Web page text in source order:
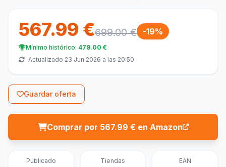
567.99 €699.00 € -19%
Mínimo histórico: 479.00 €
Actualizado 23 Jun 2026 a las 20:50
Guardar oferta
Comprar por 567.99 € en Amazon
Publicado Tiendas EAN